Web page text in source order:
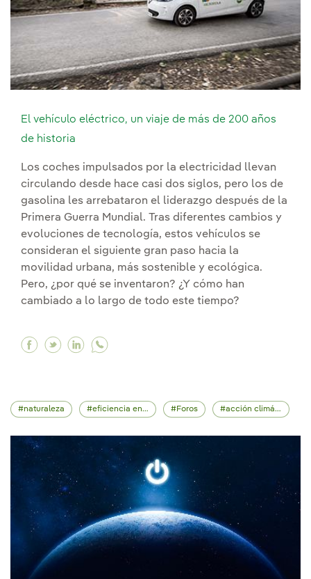
El vehículo eléctrico, un viaje de más de 200 años
de historia
Los coches impulsados por la electricidad llevan
circulando desde hace casi dos siglos, pero los de
gasolina les arrebataron el liderazgo después de la
Primera Guerra Mundial. Tras diferentes cambios y
evoluciones de tecnología, estos vehículos se
consideran el siguiente gran paso hacia la
movilidad urbana, más sostenible y ecológica.
Pero, ¿por qué se inventaron? ¿Y cómo han
cambiado a lo largo de todo este tiempo?
Facebook El vehículo eléctrico, un viaje de
Twitter El vehículo eléctrico, un viaje de
Linkedin El vehículo eléctrico, un
naturaleza eficiencia energética Foros acción climática